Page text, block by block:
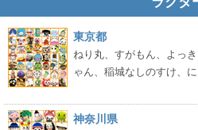
東京都
ねり丸、すがもん、よっ
ゃん、稲城なしのすけ、
神奈川県